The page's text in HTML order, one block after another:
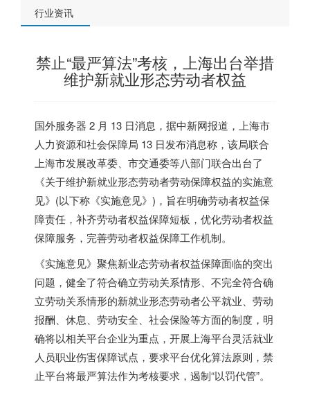
行业资讯
禁止“最严算法”考核，上海出台举措
维护新就业形态劳动者权益
国外服务器 2 月 13 日消息，据中新网报道，上海市
人力资源和社会保障局 13 日发布消息称，该局联合
上海市发展改革委、市交通委等八部门联合出台了
《关于维护新就业形态劳动者劳动保障权益的实施意
见》(以下称《实施意见》)，旨在明确劳动者权益保
障责任，补齐劳动者权益保障短板，优化劳动者权益
保障服务，完善劳动者权益保障工作机制。
《实施意见》聚焦新业态劳动者权益保障面临的突出
问题，健全了符合确立劳动关系情形、不完全符合确
立劳动关系情形的新就业形态劳动者公平就业、劳动
报酬、休息、劳动安全、社会保险等方面的制度，明
确将以相关平台企业为重点，开展上海平台灵活就业
人员职业伤害保障试点， 要求平台优化算法原则，禁
止平台将最严算法作为考核要求，遏制“以罚代管”。